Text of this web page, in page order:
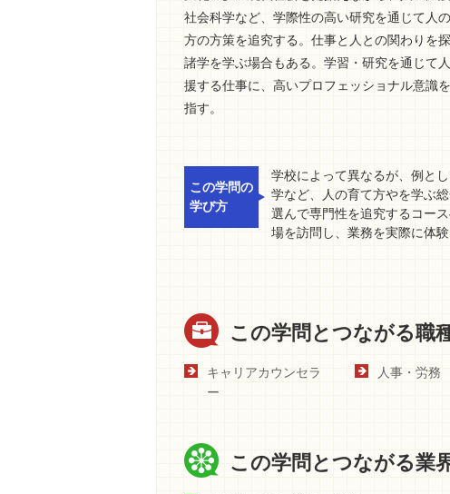
社会科学など、学際性の高い研究を通じて人
方の方策を追究する。仕事と人との関わりを
諸学を学ぶ場合もある。学習・研究を通じて
援する仕事に、高いプロフェッショナル意識
指す。
この学問の
学び方
学校によって異なるが、例と
学など、人の育て方やを学ぶ
選んで専門性を追究するコー
場を訪問し、業務を実際に体
この学問とつながる職
キャリアカウンセラ
ー
人事・労務
この学問とつながる業